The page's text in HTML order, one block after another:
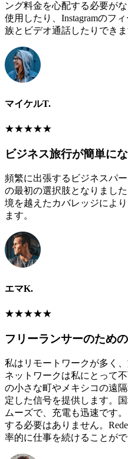
ング料金を心配する必要が
使用したり、Instagramのフ
族とビデオ通話したりでき
マイケルT.
★★★★★
ビジネス旅行が簡単に
頻繁に出張するビジネスパ
の最初の選択肢となりまし
境を越えたカバレッジによ
ます。
エマK.
★★★★★
フリーランサーのため
私はリモートワークが多く
ネットワークは私にとって
の小さな町やメキシコの遠
定した信号を提供します。
ムーズで、充電も迅速です
する必要はありません。
率的に仕事を続けることがで